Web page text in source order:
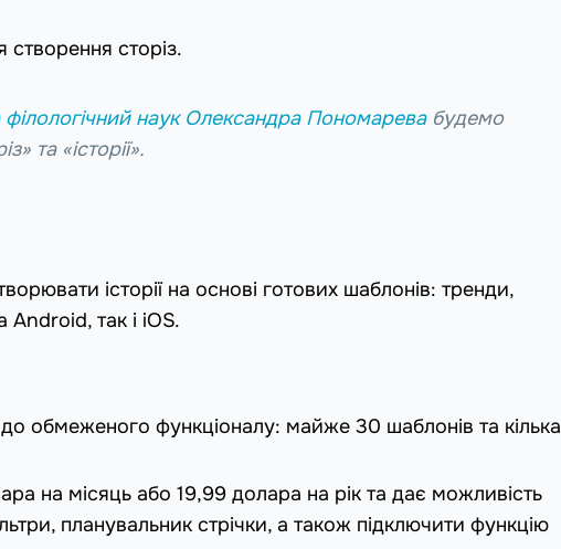
створення сторіз.
наук Олександра Пономаревабудемо
та «історії».
історії на основі готових шаблонів: тренди,
Android, так і iOS.
обмеженого функціоналу: майже 30 шаблонів та кілька
на місяць або 19,99 долара на рік та дає можливість
планувальник стрічки, а також підключити функцію